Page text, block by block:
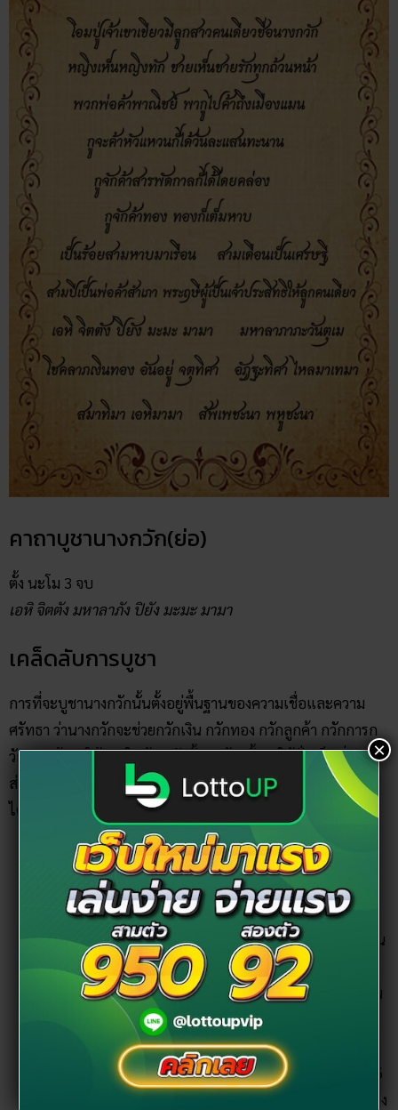
คาถาบูชานางกวัก(ย่อ)
ตั้ง นะโม 3 จบ
เอหิ จิตตัง มหาลาภัง ปิยัง มะมะ มามา
เคล็ดลับการบูชา
การที่จะบูชานางกวักนั้นตั้งอยู่พื้นฐานของความเชื่อและความ
ศรัทธา ว่านางกวักจะช่วยกวักเงิน กวักทอง กวักลูกค้า กวักการก
วักงานเข้ามาให้ภายในบ้าน ดังนั้นจะต้องตั้งจิตให้มั่นเป็นสิ่งแรก
ส่วนเคล็ดลับในการบูชานางกวัก ให้ช่วยเรียกโชคลาภ ทำง่ายๆ
ได้ดัง นี้
ผู้บูชาควรมีจิตที่เชื่อ และศรัทธาในวัตถุมงคล ครูบา
อาจารย์ ผู้ปลุกเสกให้แก่เรา
ก่อนออกจากบ้านควรอาราธนานางกวักไปกับเราด้วย
หรือหากค้าขายอยู่ที่บ้าน ก็ควรอาราธนาติดตัวไว้ด้วยเช่น
กัน
การจัดวางแม่นางกวัก ไม่ควรวางหันหน้าไปทางทิศตะวัน
ตก และไม่ควรวางรวมไว้บนหิ้งพระ หรือวางสูงกว่าพระ
โดยเด็ดขาด
การนำแม่นางกวักเข้าบ้านครั้งแรกควรจุดธูป 12 หรือ 16
ดอกบอกกล่าวเจ้าที่เจ้าทาง ให้เปิดทางให้แม่นางกวักของ
×